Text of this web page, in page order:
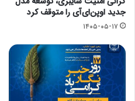
جدید اوپن‌ای‌آی را متوقف کرد
۱۴۰۵-۰۵-۱۷